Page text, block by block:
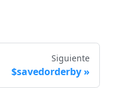
Siguiente
$savedorderby